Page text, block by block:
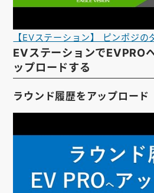
【EVステーション】 ピンポジの
EVステーションでEVPRO
ップロードする
ラウンド履歴をアップロード